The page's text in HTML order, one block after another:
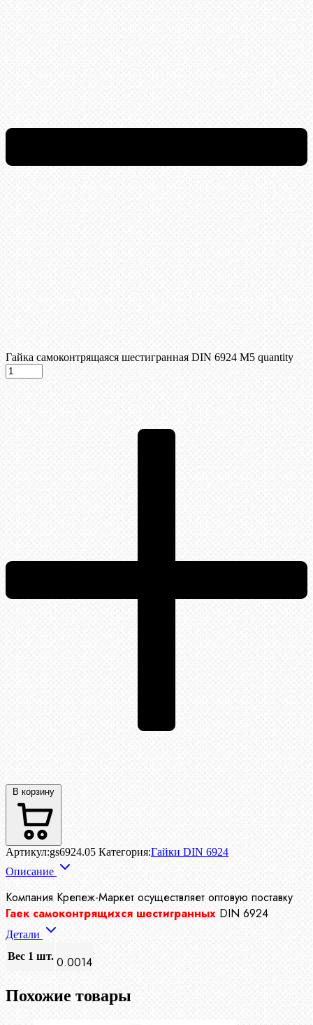
Гайка самоконтрящаяся шестигранная DIN 6924 М5 quantity
В корзину
Артикул:gs6924.05 Категория:Гайки DIN 6924
Описание
Компания Крепеж-Маркет осуществляет оптовую поставку
Гаек самоконтрящихся шестигранных DIN 6924
Детали
Вес 1 шт. 0.0014
Похожие товары